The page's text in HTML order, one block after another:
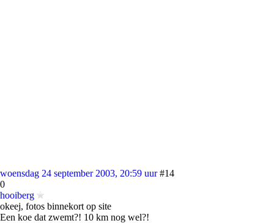
woensdag 24 september 2003, 20:59 uur #14
0
hooiberg
okeej, fotos binnekort op site
Een koe dat zwemt?! 10 km nog wel?!